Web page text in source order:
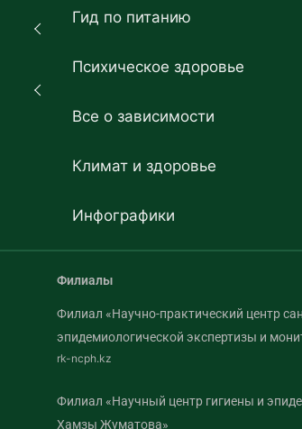
Гид по питанию
Психическое здоровье
Все о зависимости
Климат и здоровье
Инфографики
Филиалы
Филиал «Научно-практический центр
эпидемиологической экспертизы и
rk-ncph.kz
Филиал «Научный центр гигиены и
Хамзы Жуматова»